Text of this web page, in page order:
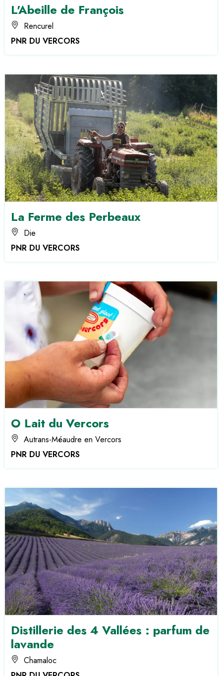
L'Abeille de François
Rencurel
PNR DU VERCORS
La Ferme des Perbeaux
Die
PNR DU VERCORS
O Lait du Vercors
Autrans-Méaudre en Vercors
PNR DU VERCORS
Distillerie des 4 Vallées : parfum de
lavande
Chamaloc